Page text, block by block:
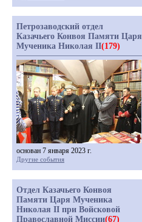
Петрозаводский отдел
Казачьего Конвоя Памяти Царя
Мученика Николая II(179)
основан 7 января 2023 г.
Другие события
Отдел Казачьего Конвоя
Памяти Царя Мученика
Николая II при Войсковой
Православной Миссии(67)